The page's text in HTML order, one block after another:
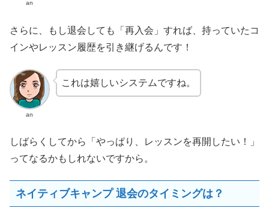
an
さらに、もし退会しても「再入会」すれば、持っていたコ
インやレッスン履歴を引き継げるんです！
an
これは嬉しいシステムですね。
しばらくしてから「やっぱり、レッスンを再開したい！」
ってなるかもしれないですから。
ネイティブキャンプ 退会のタイミングは？